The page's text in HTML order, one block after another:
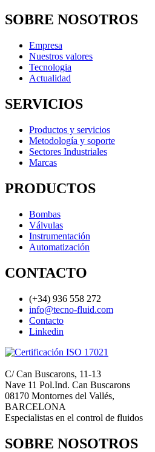
SOBRE NOSOTROS
Empresa
Nuestros valores
Tecnologia
Actualidad
SERVICIOS
Productos y servicios
Metodología y soporte
Sectores Industriales
Marcas
PRODUCTOS
Bombas
Válvulas
Instrumentación
Automatización
CONTACTO
(+34) 936 558 272
info@tecno-fluid.com
Contacto
Linkedin
C/ Can Buscarons, 11-13
Nave 11 Pol.Ind. Can Buscarons
08170 Montornes del Vallés,
BARCELONA
Especialistas en el control de fluidos
SOBRE NOSOTROS